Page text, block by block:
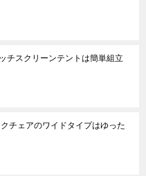
チスクリーンテントは簡単組立
チェアのワイドタイプはゆった